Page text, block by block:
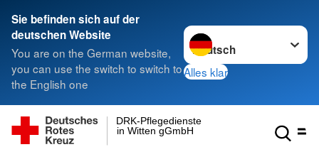
Sie befinden sich auf der
deutschen Website
You are on the German website,
you can use the switch to switch to
the English one
Sprache wechseln zu
Alles klar
in Witten gGmbH
DRK-Pflegedienste